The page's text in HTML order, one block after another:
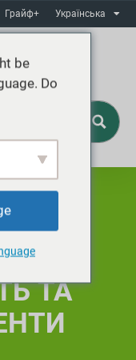
Грайф+ Українська
ТА
be
Do